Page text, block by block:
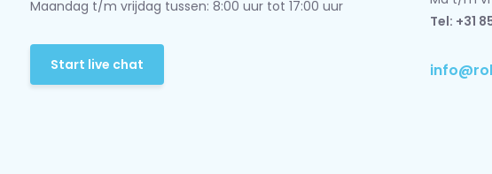
Maandag t/m vrijdag tussen: 8:00 uur tot 17:00 uur
Start live chat
Tel: +31